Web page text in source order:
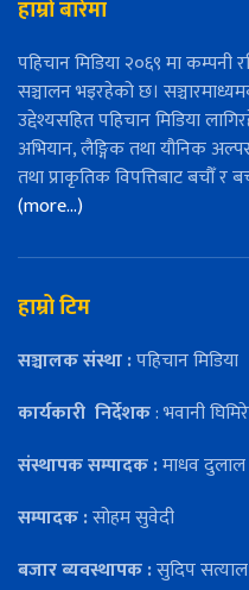
हाम्रो बारेमा
पहिचान मिडिया २०६९ मा कम्पनी
सञ्चालन भइरहेको छ।
उद्देश्यसहित पहिचान मिडिया
अभियान, लैङ्गिक तथा यौनिक
तथा प्राकृतिक विपत्तिबाट बचौँ
(more…)
हाम्रो टिम
सञ्चालक संस्था :पहिचान मिडिया
कार्यकारी निर्देशक: भवानी घिमिरे
संस्थापक सम्पादक :माधव दुलाल
सम्पादक :सोहम सुवेदी
बजार ब्यवस्थापक :सुदिप